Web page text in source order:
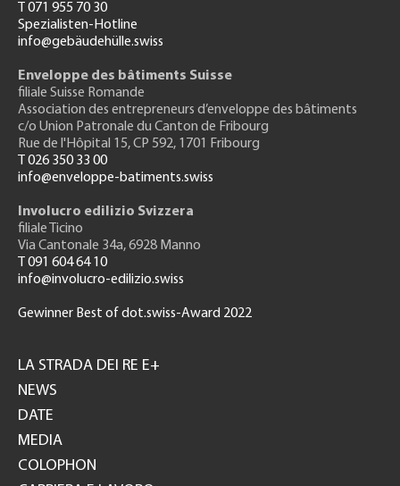
T 071 955 70 30
Spezialisten-Hotline
info@gebäudehülle.swiss
Enveloppe des bâtiments Suisse
filiale Suisse Romande
Association des entrepreneurs d’enveloppe des bâtiments
c/o Union Patronale du Canton de Fribourg
Rue de l'Hôpital 15, CP 592, 1701 Fribourg
T 026 350 33 00
info@enveloppe-batiments.swiss
Involucro edilizio Svizzera
filiale Ticino
Via Cantonale 34a, 6928 Manno
T 091 604 64 10
info@involucro-edilizio.swiss
Gewinner Best of dot.swiss-Award 2022
GH
LA STRADA DEI RE E+
NEWS
DATE
MEDIA
COLOPHON